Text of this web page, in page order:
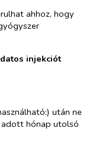
ahhoz, hogy
injekciót
után ne
adott hónap utolsó